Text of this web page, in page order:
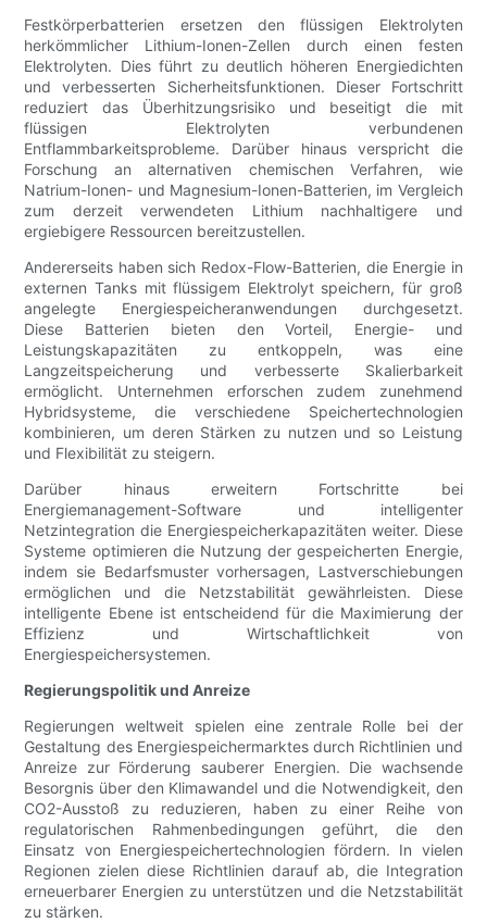
Festkörperbatterien ersetzen den flüssigen Elektrolyten
herkömmlicher Lithium-Ionen-Zellen durch einen festen
Elektrolyten. Dies führt zu deutlich höheren Energiedichten
und verbesserten Sicherheitsfunktionen. Dieser Fortschritt
reduziert das Überhitzungsrisiko und beseitigt die mit
flüssigen Elektrolyten verbundenen
Entflammbarkeitsprobleme. Darüber hinaus verspricht die
Forschung an alternativen chemischen Verfahren, wie
Natrium-Ionen- und Magnesium-Ionen-Batterien, im Vergleich
zum derzeit verwendeten Lithium nachhaltigere und
ergiebigere Ressourcen bereitzustellen.
Andererseits haben sich Redox-Flow-Batterien, die Energie in
externen Tanks mit flüssigem Elektrolyt speichern, für groß
angelegte Energiespeicheranwendungen durchgesetzt.
Diese Batterien bieten den Vorteil, Energie- und
Leistungskapazitäten zu entkoppeln, was eine
Langzeitspeicherung und verbesserte Skalierbarkeit
ermöglicht. Unternehmen erforschen zudem zunehmend
Hybridsysteme, die verschiedene Speichertechnologien
kombinieren, um deren Stärken zu nutzen und so Leistung
und Flexibilität zu steigern.
Darüber hinaus erweitern Fortschritte bei
Energiemanagement-Software und intelligenter
Netzintegration die Energiespeicherkapazitäten weiter. Diese
Systeme optimieren die Nutzung der gespeicherten Energie,
indem sie Bedarfsmuster vorhersagen, Lastverschiebungen
ermöglichen und die Netzstabilität gewährleisten. Diese
intelligente Ebene ist entscheidend für die Maximierung der
Effizienz und Wirtschaftlichkeit von
Energiespeichersystemen.
Regierungspolitik und Anreize
Regierungen weltweit spielen eine zentrale Rolle bei der
Gestaltung des Energiespeichermarktes durch Richtlinien und
Anreize zur Förderung sauberer Energien. Die wachsende
Besorgnis über den Klimawandel und die Notwendigkeit, den
CO2-Ausstoß zu reduzieren, haben zu einer Reihe von
regulatorischen Rahmenbedingungen geführt, die den
Einsatz von Energiespeichertechnologien fördern. In vielen
Regionen zielen diese Richtlinien darauf ab, die Integration
erneuerbarer Energien zu unterstützen und die Netzstabilität
zu stärken.